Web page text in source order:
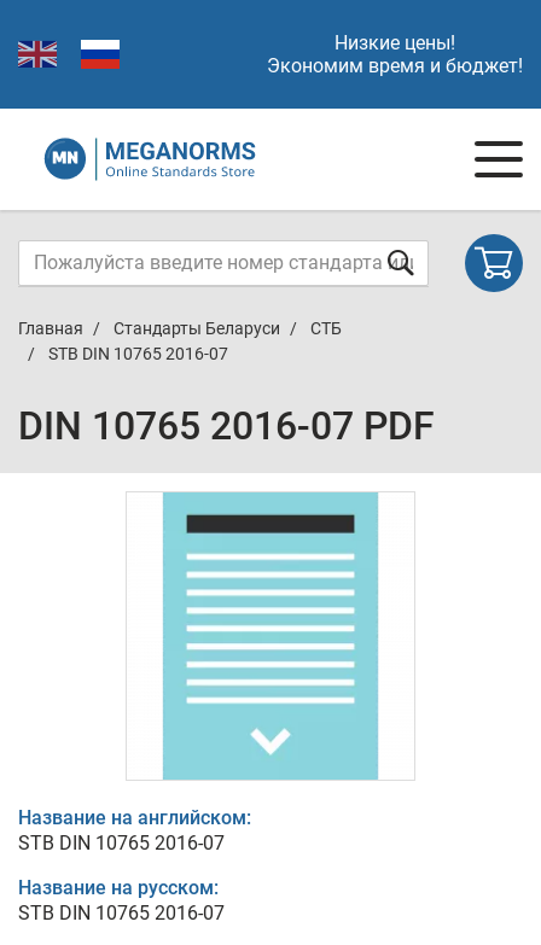
Низкие цены!
Экономим время и бюджет!
Главная Стандарты Беларуси
СТБ
STB DIN 10765 2016-07
DIN 10765 2016-07 PDF
Название на английском:
STB DIN 10765 2016-07
Название на русском:
STB DIN 10765 2016-07